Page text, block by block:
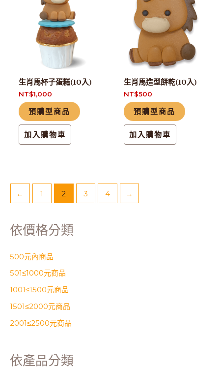
依價格分類
500元內商品
501≤1000元商品
1001≤1500元商品
1501≤2000元商品
2001≤2500元商品
依產品分類
生肖馬杯子蛋糕(10入)
NT$1,000
預購型商品
加入購物車
生肖馬造型餅乾(10入)
NT$500
預購型商品
加入購物車
← 1 2 3 4 →